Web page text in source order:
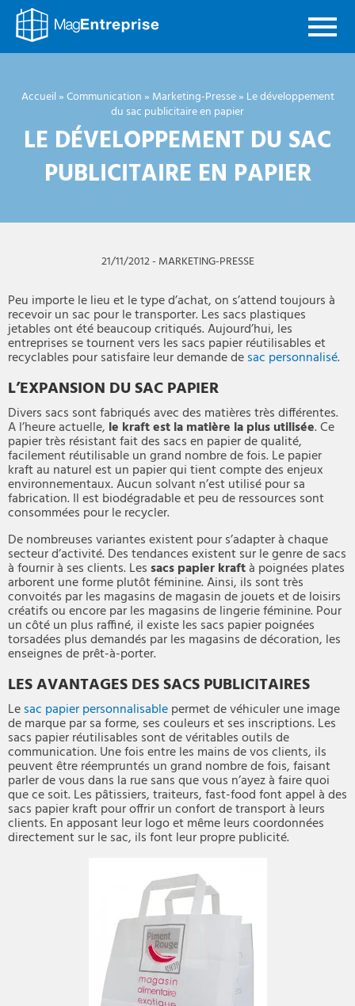
Mag
Entreprise
Accueil»Communication » Marketing-Presse» Le développement
du sac publicitaire en papier
LE DÉVELOPPEMENT DU SAC
PUBLICITAIRE EN PAPIER
21/11/2012- MARKETING-PRESSE
Peu importe le lieu et le type d’achat, on s’attend toujours à
recevoir un sac pour le transporter. Les sacs plastiques
jetables ont été beaucoup critiqués. Aujourd’hui, les
entreprises se tournent vers les sacs papier réutilisables et
recyclables pour satisfaire leur demande desac personnalisé.
L’EXPANSION DU SAC PAPIER
Divers sacs sont fabriqués avec des matières très différentes.
A l’heure actuelle, le kraft est la matière la plus utilisée. Ce
papier très résistant fait des sacs en papier de qualité,
facilement réutilisable un grand nombre de fois. Le papier
kraft au naturel est un papier qui tient compte des enjeux
environnementaux. Aucun solvant n’est utilisé pour sa
fabrication. Il est biodégradable et peu de ressources sont
consommées pour le recycler.
De nombreuses variantes existent pour s’adapter à chaque
secteur d’activité. Des tendances existent sur le genre de sacs
à fournir à ses clients. Les sacs papier kraftà poignées plates
arborent une forme plutôt féminine. Ainsi, ils sont très
convoités par les magasins de magasin de jouets et de loisirs
créatifs ou encore par les magasins de lingerie féminine. Pour
un côté un plus raffiné, il existe les sacs papier poignées
torsadées plus demandés par les magasins de décoration, les
enseignes de prêt-à-porter.
LES AVANTAGES DES SACS PUBLICITAIRES
Lesac papier personnalisablepermet de véhiculer une image
de marque par sa forme, ses couleurs et ses inscriptions. Les
sacs papier réutilisables sont de véritables outils de
communication. Une fois entre les mains de vos clients, ils
peuvent être réempruntés un grand nombre de fois, faisant
parler de vous dans la rue sans que vous n’ayez à faire quoi
que ce soit. Les pâtissiers, traiteurs, fast-food font appel à des
sacs papier kraft pour offrir un confort de transport à leurs
clients. En apposant leur logo et même leurs coordonnées
directement sur le sac, ils font leur propre publicité.